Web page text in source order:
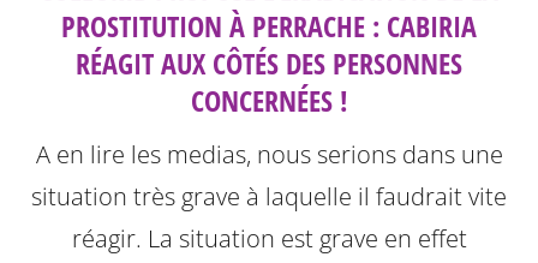
PROSTITUTION À PERRACHE : CABIRIA
RÉAGIT AUX CÔTÉS DES PERSONNES
CONCERNÉES !
A en lire les medias, nous serions dans une
situation très grave à laquelle il faudrait vite
réagir. La situation est grave en effet